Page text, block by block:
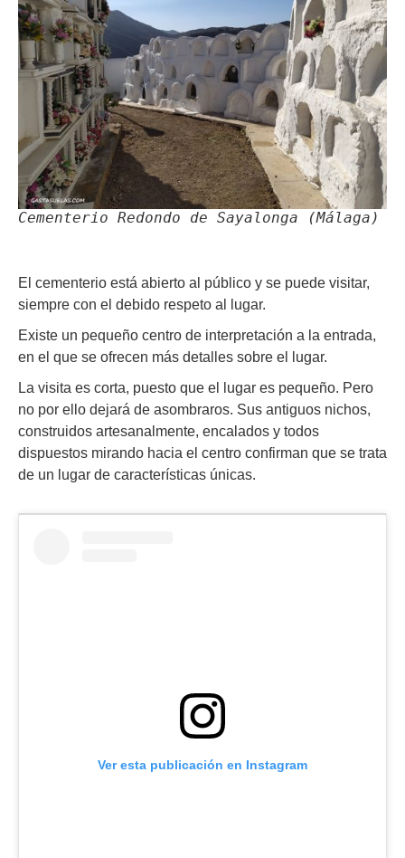
Cementerio Redondo de Sayalonga (Málaga)
El cementerio está abierto al público y se puede visitar,
siempre con el debido respeto al lugar.
Existe un pequeño centro de interpretación a la entrada,
en el que se ofrecen más detalles sobre el lugar.
La visita es corta, puesto que el lugar es pequeño. Pero
no por ello dejará de asombraros. Sus antiguos nichos,
construidos artesanalmente, encalados y todos
dispuestos mirando hacia el centro confirman que se trata
de un lugar de características únicas.
Ver esta publicación en Instagram